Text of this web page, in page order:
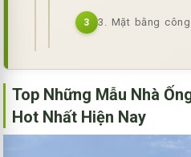
3 3. Mặt bằng
Top Những Mẫu Nhà
Hot Nhất Hiện Nay